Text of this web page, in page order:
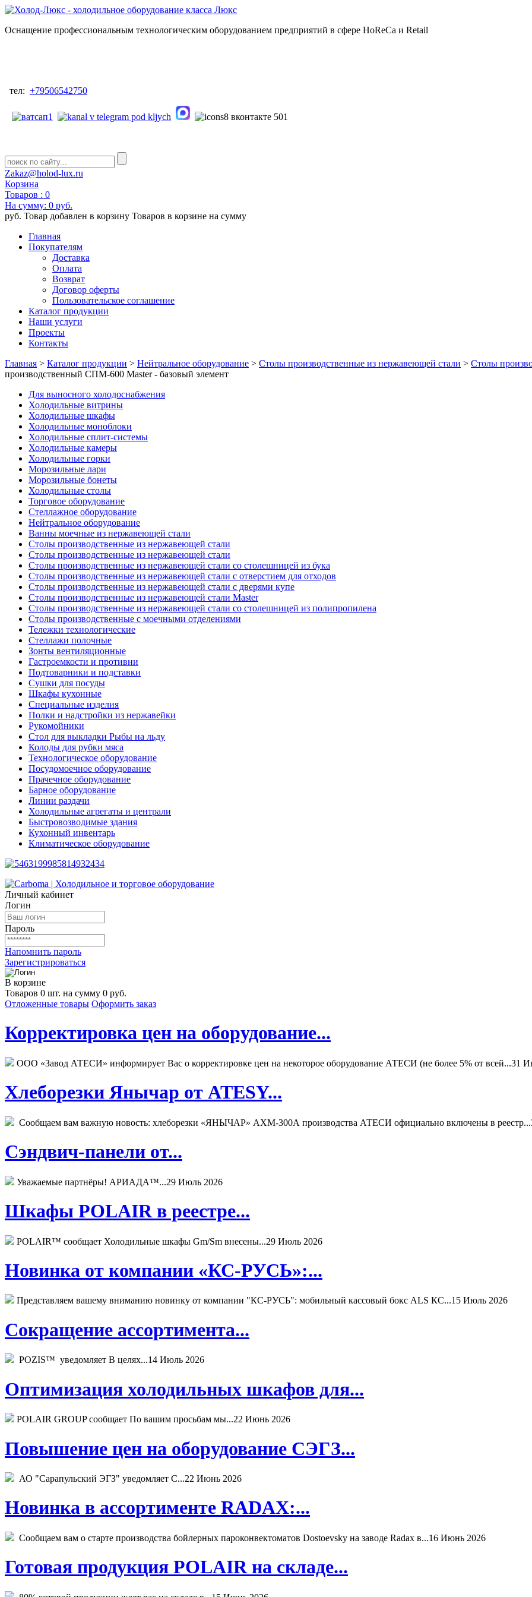
Оснащение профессиональным технологическим оборудованием предприятий в сфере HoReCa и Retail
тел: +79506542750
Zakaz@holod-lux.ru
Корзина
Товаров : 0
На сумму: 0 руб.
руб. Товар добавлен в корзину Товаров в корзине на сумму
Главная
Покупателям
Доставка
Оплата
Возврат
Договор оферты
Пользовательское соглашение
Каталог продукции
Наши услуги
Проекты
Контакты
Главная > Каталог продукции > Нейтральное оборудование > Столы производственные из нержавеющей стали > Столы
производственный СПМ-600 Master - базовый элемент
Для выносного холодоснабжения
Холодильные витрины
Холодильные шкафы
Холодильные моноблоки
Холодильные сплит-системы
Холодильные камеры
Холодильные горки
Морозильные лари
Морозильные бонеты
Холодильные столы
Торговое оборудование
Стеллажное оборудование
Нейтральное оборудование
Ванны моечные из нержавеющей стали
Столы производственные из нержавеющей стали
Столы производственные из нержавеющей стали
Столы производственные из нержавеющей стали со столешницей из бука
Столы производственные из нержавеющей стали с отверстием для отходов
Столы производственные из нержавеющей стали с дверями купе
Столы производственные из нержавеющей стали Master
Столы производственные из нержавеющей стали со столешницей из полипропилена
Столы производственные с моечными отделениями
Тележки технологические
Стеллажи полочные
Зонты вентиляционные
Гастроемкости и противни
Подтоварники и подставки
Сушки для посуды
Шкафы кухонные
Специальные изделия
Полки и надстройки из нержавейки
Рукомойники
Стол для выкладки Рыбы на льду
Колоды для рубки мяса
Технологическое оборудование
Посудомоечное оборудование
Прачечное оборудование
Барное оборудование
Линии раздачи
Холодильные агрегаты и централи
Быстровозводимые здания
Кухонный инвентарь
Климатическое оборудование
Личный кабинет
Логин
Пароль
Напомнить пароль
Зарегистрироваться
В корзине
Товаров 0 шт. на сумму 0 руб.
Отложенные товары Оформить заказ
Корректировка цен на оборудование...
ООО «Завод АТЕСИ» информирует Вас о корректировке цен на некоторое оборудование АТЕСИ (не более 5% от всей...31
Хлеборезки Янычар от ATESY...
Сообщаем вам важную новость: хлеборезки «ЯНЫЧАР» АХМ-300А производства АТЕСИ официально включены в реестр...
Сэндвич-панели от...
Уважаемые партнёры! АРИАДА™...29 Июль 2026
Шкафы POLAIR в реестре...
POLAIR™ сообщает Холодильные шкафы Gm/Sm внесены...29 Июль 2026
Новинка от компании «КС-РУСЬ»:...
Представляем вашему вниманию новинку от компании "КС-РУСЬ": мобильный кассовый бокс ALS КС...15 Июль 2026
Сокращение ассортимента...
POZIS™ уведомляет В целях...14 Июль 2026
Оптимизация холодильных шкафов для...
POLAIR GROUP сообщает По вашим просьбам мы...22 Июнь 2026
Повышение цен на оборудование СЭГЗ...
АО "Сарапульский ЭГЗ" уведомляет С...22 Июнь 2026
Новинка в ассортименте RADAX:...
Сообщаем вам о старте производства бойлерных пароконвектоматов Dostoevsky на заводе Radax в...16 Июнь 2026
Готовая продукция POLAIR на складе...